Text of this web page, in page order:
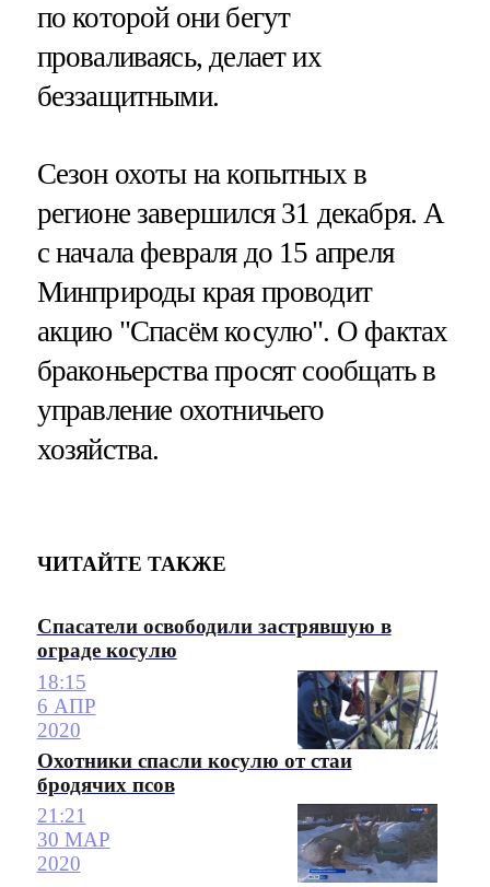
по которой они бегут
проваливаясь, делает их
беззащитными.
Сезон охоты на копытных в
регионе завершился 31 декабря. А
с начала февраля до 15 апреля
Минприроды края проводит
акцию "Спасём косулю". О фактах
браконьерства просят сообщать в
управление охотничьего
хозяйства.
ЧИТАЙТЕ ТАКЖЕ
Спасатели освободили застрявшую в
ограде косулю
18:15
6 АПР
2020
Охотники спасли косулю от стаи
бродячих псов
21:21
30 МАР
2020